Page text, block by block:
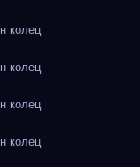
колец
колец
колец
колец